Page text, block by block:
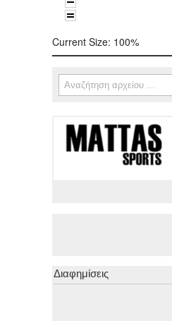
Current Size: 100%
Φόρμα αναζήτησης
Αναζήτηση
Διαφημίσεις